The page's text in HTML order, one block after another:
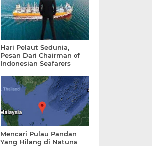
Hari Pelaut Sedunia,
Pesan Dari Chairman of
Indonesian Seafarers
Mencari Pulau Pandan
Yang Hilang di Natuna